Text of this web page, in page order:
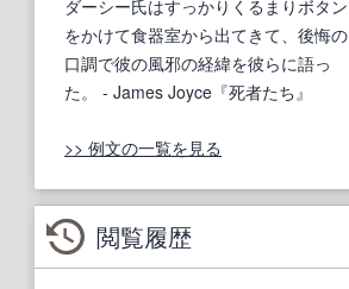
ダーシー氏はすっかりくるまりボタン
をかけて食器室から出てきて、後悔の
口調で彼の風邪の経緯を彼らに語っ
た。
- James Joyce『死者たち』
>> 例文の一覧を見る
閲覧履歴